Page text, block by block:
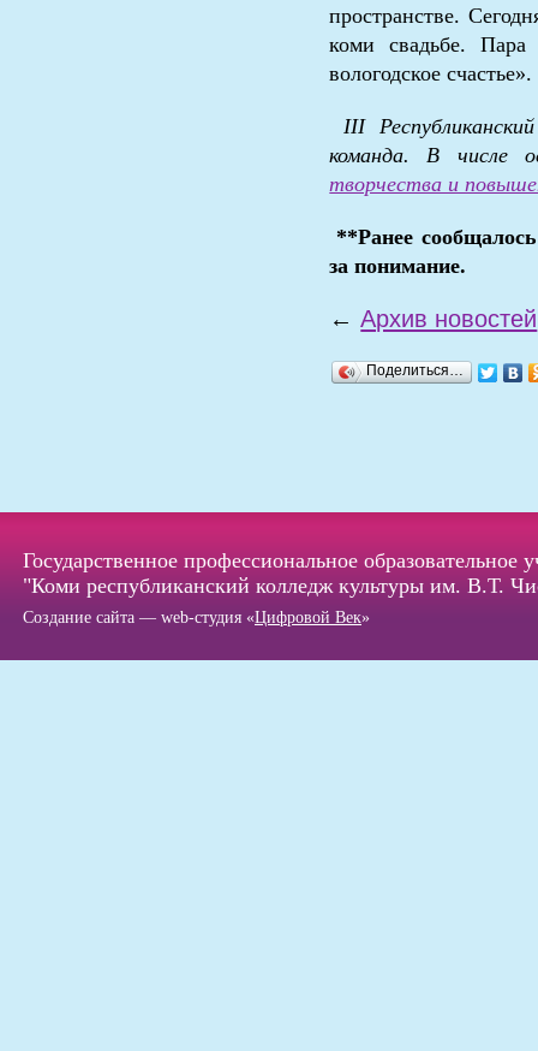
пространстве.
коми свадьбе.
вологодское счастье».
III
команда. В числе
творчества и
**Ранее
за понимание.
←Архив новостей
Поделиться…
Государственное профессиональное
"Коми республиканский колледж культуры им. В.Т.
Создание сайта — web-студия «Цифровой Век»